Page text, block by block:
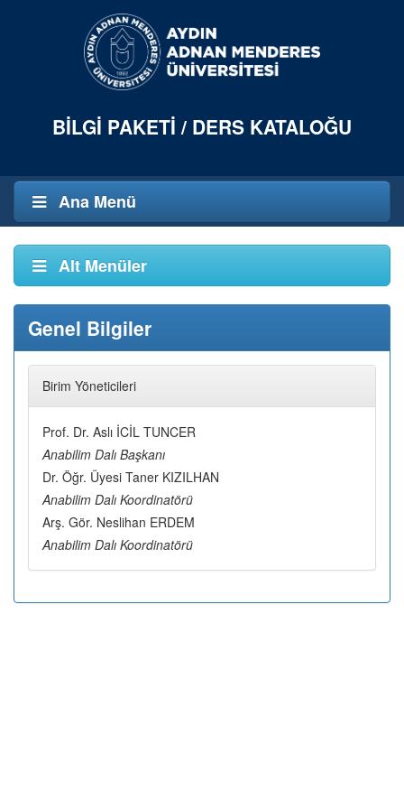
BILGI PAKETI / DERS KATALOĞU
Ana Menü
Alt Menüler
Genel Bilgiler
Birim Yöneticileri
Prof. Dr. Aslı İCİL TUNCER
Anabilim Dalı Başkanı
Dr. Öğr. Üyesi Taner KIZILHAN
Anabilim Dalı Koordinatörü
Arş. Gör. Neslihan ERDEM
Anabilim Dalı Koordinatörü